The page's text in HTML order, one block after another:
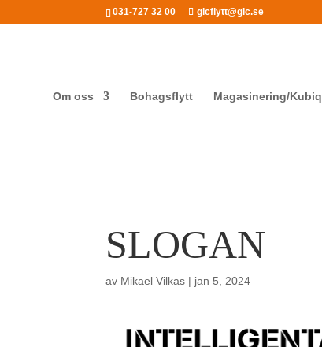
031-727 32 00 glcflytt@glc.se
Om oss Bohagsflytt Magasinering/Kubiq
SLOGAN
av Mikael Vilkas | jan 5, 2024